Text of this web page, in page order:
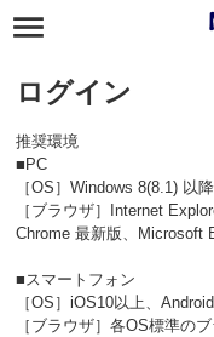
ログイン
推奨環境
■PC
［OS］Windows 8(8.1) 以
［ブラウザ］Internet
Chrome 最新版、Microsoft
■スマートフォン
［OS］iOS10以上、
［ブラウザ］各OS標準の